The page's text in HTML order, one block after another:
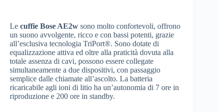
Le cuffie Bose AE2w sono molto confortevoli, offrono
un suono avvolgente, ricco e con bassi potenti, grazie
all’esclusiva tecnologia TriPort®. Sono dotate di
equalizzazione attiva ed oltre alla praticità dovuta alla
totale assenza di cavi, possono essere collegate
simultaneamente a due dispositivi, con passaggio
semplice dalle chiamate all’ascolto. La batteria
ricaricabile agli ioni di litio ha un’autonomia di 7 ore in
riproduzione e 200 ore in standby.